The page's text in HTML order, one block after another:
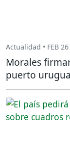
Actualidad • FEB
Morales
puerto